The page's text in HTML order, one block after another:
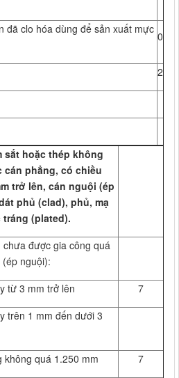
đã clo hóa dùng để sản xuất mực
0
2
sắt hoặc thép không
phẳng, có chiều
trở lên, cán nguội (ép
phủ (clad), phủ, mạ
(plated).
chưa được gia công quá
nguội):
từ 3 mm trở lên 7
trên 1 mm đến dưới 3
không quá 1.250 mm
7